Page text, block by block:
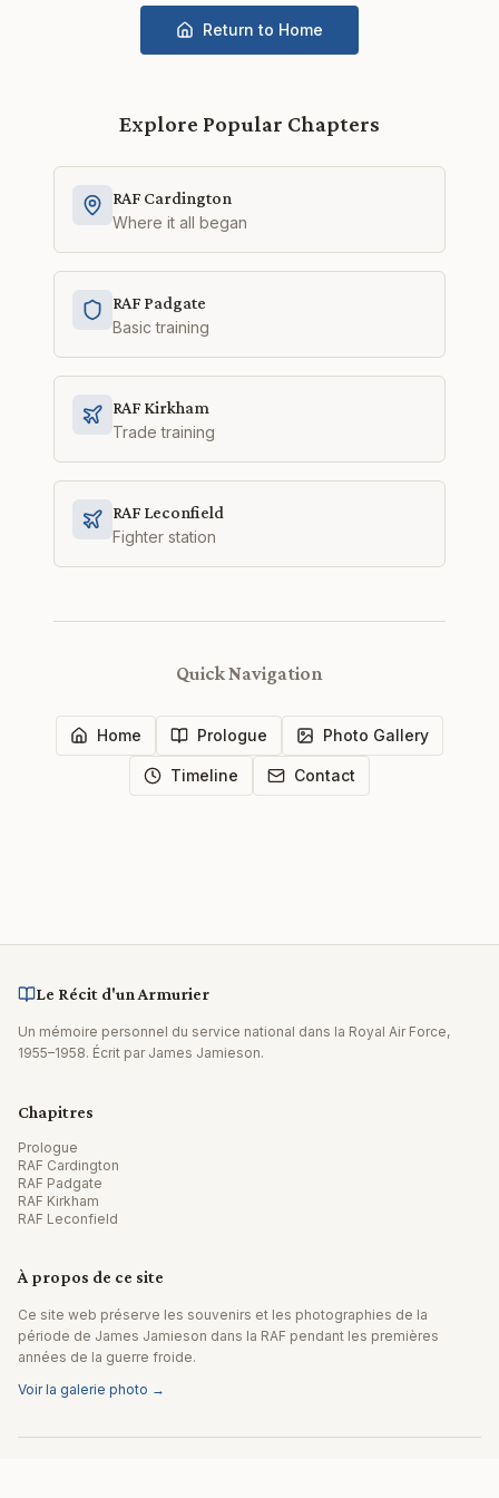
Return to Home
Explore Popular Chapters
RAF Cardington
Where it all began
RAF Padgate
Basic training
RAF Kirkham
Trade training
RAF Leconfield
Fighter station
Quick Navigation
Home Prologue Photo Gallery
Timeline Contact
Le Récit d'un Armurier
Un mémoire personnel du service national dans la Royal Air Force,
1955–1958. Écrit par James Jamieson.
Chapitres
Prologue
RAF Cardington
RAF Padgate
RAF Kirkham
RAF Leconfield
À propos de ce site
Ce site web préserve les souvenirs et les photographies de la
période de James Jamieson dans la RAF pendant les premières
années de la guerre froide.
Voir la galerie photo →